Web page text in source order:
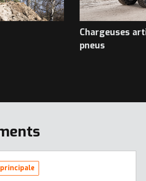
Chargeuses
pneus